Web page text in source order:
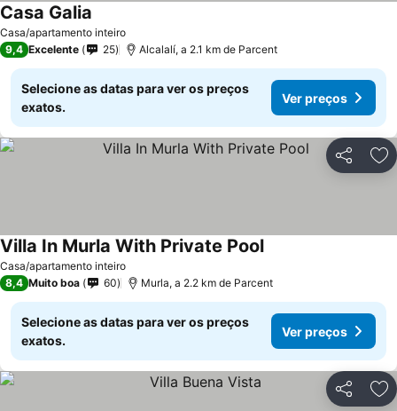
Casa/apartamento inteiro
Casa Galia
9,4 Excelente 25 Alcalalí, a 2.1 km de Parcent
Selecione as datas para ver os preços
exatos.
Ver preços
Partilhar
Casa/apartamento inteiro
Villa In Murla With Private Pool
8,4 Muito boa 60 Murla, a 2.2 km de Parcent
Selecione as datas para ver os preços
exatos.
Ver preços
Partilhar